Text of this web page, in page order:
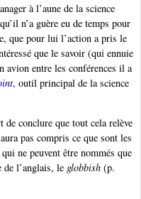
à l’aune de la science
n’a guère eu de temps pour
que pour lui l’action a pris le
que le savoir (qui ennuie
avion entre les conférences il a
, outil principal de la science
conclure que tout cela relève
pas compris ce que sont les
ne peuvent être nommés que
de l’anglais, le globbish (p.